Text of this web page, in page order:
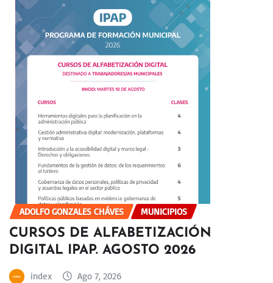
ADOLFO GONZALES CHÁVES MUNICIPIOS
CURSOS DE ALFABETIZACIÓN
DIGITAL IPAP. AGOSTO 2026
index Ago 7, 2026